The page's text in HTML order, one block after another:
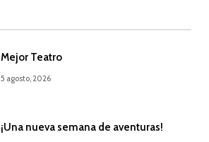
Mejor Teatro
5 agosto, 2026
¡Una nueva semana de aventuras!